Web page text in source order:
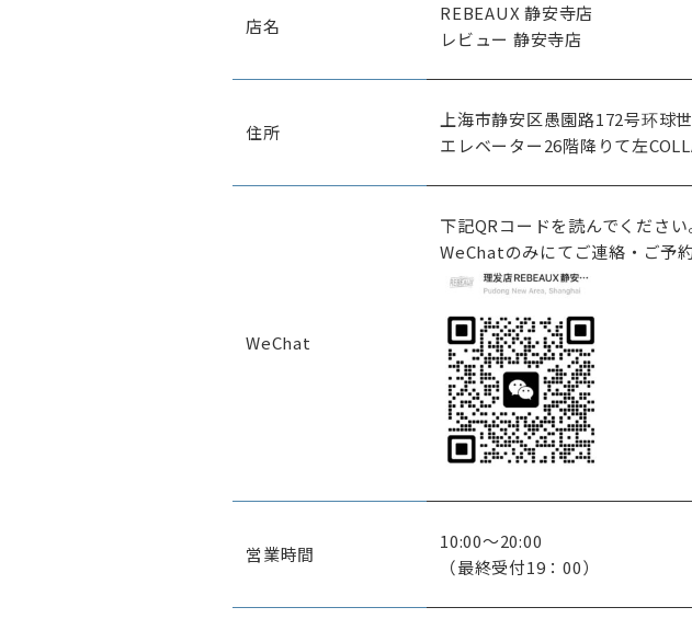
店名
REBEAUX 静安寺店
レビュー 静安寺店
住所
上海市静安区愚園路172号环球
エレベーター26階降りて左
WeChat
下記QRコードを読んでください
WeChatのみにてご連絡・ご予約
営業時間
10:00～20:00
（最終受付19：00）